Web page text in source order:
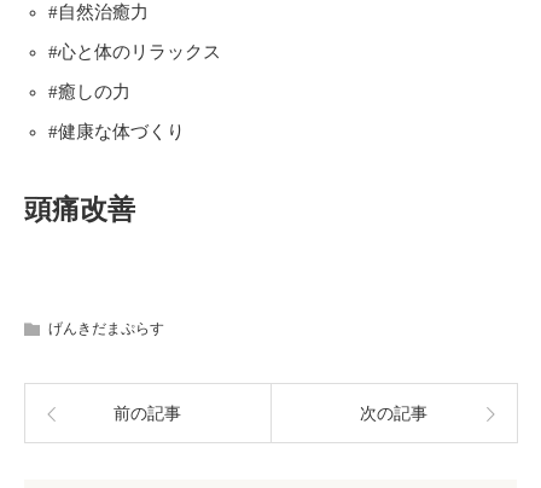
#自然治癒力
#心と体のリラックス
#癒しの力
#健康な体づくり
頭痛改善
げんきだまぷらす
前の記事 次の記事